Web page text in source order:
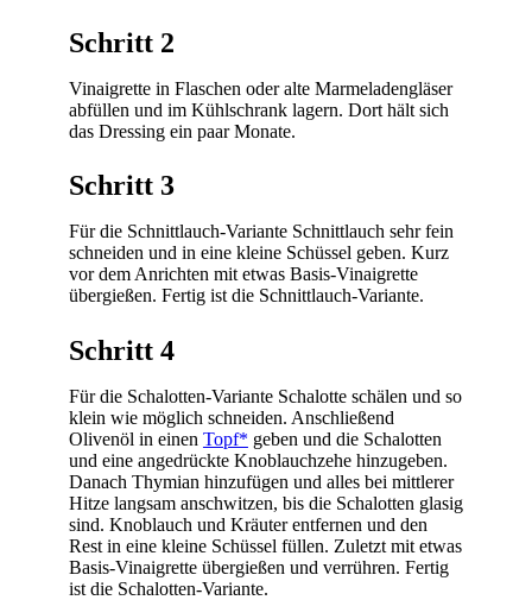
Schritt 2
Vinaigrette in Flaschen oder alte Marmeladengläser
abfüllen und im Kühlschrank lagern. Dort hält sich
das Dressing ein paar Monate.
Schritt 3
Für die Schnittlauch-Variante Schnittlauch sehr fein
schneiden und in eine kleine Schüssel geben. Kurz
vor dem Anrichten mit etwas Basis-Vinaigrette
übergießen. Fertig ist die Schnittlauch-Variante.
Schritt 4
Für die Schalotten-Variante Schalotte schälen und so
klein wie möglich schneiden. Anschließend
Olivenöl in einen Topf* geben und die Schalotten
und eine angedrückte Knoblauchzehe hinzugeben.
Danach Thymian hinzufügen und alles bei mittlerer
Hitze langsam anschwitzen, bis die Schalotten glasig
sind. Knoblauch und Kräuter entfernen und den
Rest in eine kleine Schüssel füllen. Zuletzt mit etwas
Basis-Vinaigrette übergießen und verrühren. Fertig
ist die Schalotten-Variante.